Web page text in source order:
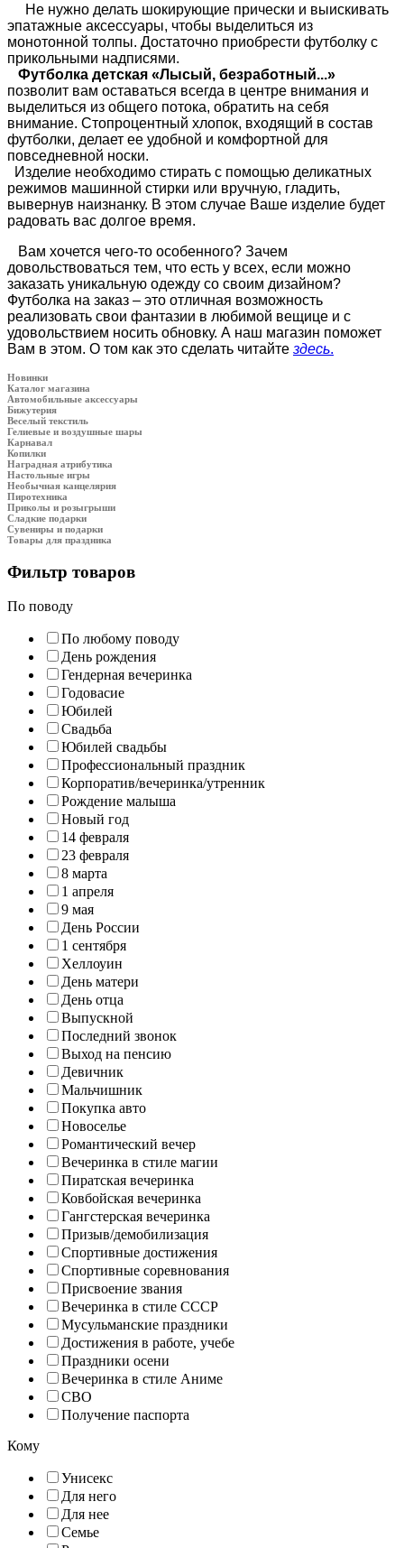
Не нужно делать шокирующие прически и выискивать
эпатажные аксессуары, чтобы выделиться из
монотонной толпы. Достаточно приобрести футболку с
прикольными надписями.
Футболка детская «Лысый, безработный...»
позволит вам оставаться всегда в центре внимания и
выделиться из общего потока, обратить на себя
внимание. Стопроцентный хлопок, входящий в состав
футболки, делает ее удобной и комфортной для
повседневной носки.
Изделие необходимо стирать с помощью деликатных
режимов машинной стирки или вручную, гладить,
вывернув наизнанку. В этом случае Ваше изделие будет
радовать вас долгое время.
Вам хочется чего-то особенного? Зачем
довольствоваться тем, что есть у всех, если можно
заказать уникальную одежду со своим дизайном?
Футболка на заказ – это отличная возможность
реализовать свои фантазии в любимой вещице и с
удовольствием носить обновку. А наш магазин поможет
Вам в этом. О том как это сделать читайте здесь.
Новинки
Каталог магазина
Автомобильные аксессуары
Бижутерия
Веселый текстиль
Гелиевые и воздушные шары
Карнавал
Копилки
Наградная атрибутика
Настольные игры
Необычная канцелярия
Пиротехника
Приколы и розыгрыши
Сладкие подарки
Сувениры и подарки
Товары для праздника
Фильтр товаров
По поводу
По любому поводу
День рождения
Гендерная вечеринка
Годовасие
Юбилей
Свадьба
Юбилей свадьбы
Профессиональный праздник
Корпоратив/вечеринка/утренник
Рождение малыша
Новый год
14 февраля
23 февраля
8 марта
1 апреля
9 мая
День России
1 сентября
Хеллоуин
День матери
День отца
Выпускной
Последний звонок
Выход на пенсию
Девичник
Мальчишник
Покупка авто
Новоселье
Романтический вечер
Вечеринка в стиле магии
Пиратская вечеринка
Ковбойская вечеринка
Гангстерская вечеринка
Призыв/демобилизация
Спортивные достижения
Спортивные соревнования
Присвоение звания
Вечеринка в стиле СССР
Мусульманские праздники
Достижения в работе, учебе
Праздники осени
Вечеринка в стиле Аниме
СВО
Получение паспорта
Кому
Унисекс
Для него
Для нее
Семье